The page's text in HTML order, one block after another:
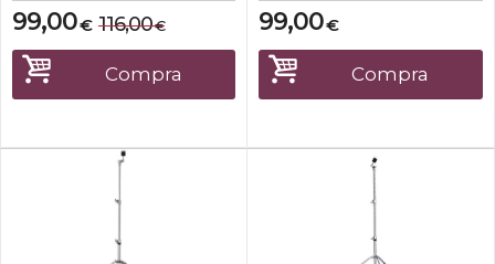
slogan, è un dato di fatto.
Dopo più di 30 anni di
innovazione e gli sforzi
instancabili per ottimizzare
sia il modo di fare i prodotti a
tamburo,...
€
99,00 €
116,00
Compra
determinare la massa e la
densità più basse possibile su
un supporto hardware per
batteria, senza
compromettere la
leggendaria durata e
€
99,00
Compra